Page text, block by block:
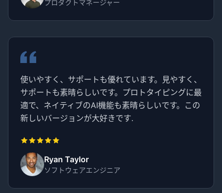
プロダクトマネージャー
使いやすく、サポートも優れています。見やすく、
サポートも素晴らしいです。プロトタイピングに最
適で、ネイティブのAI機能も素晴らしいです。この
新しいバージョンが大好きです.
Ryan Taylor
ソフトウェアエンジニア